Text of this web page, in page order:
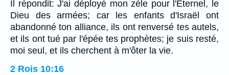
Il répondit: J'ai déployé mon zèle pour l'Eternel, le
Dieu des armées; car les enfants d'Israël ont
abandonné ton alliance, ils ont renversé tes autels,
et ils ont tué par l'épée tes prophètes; je suis resté,
moi seul, et ils cherchent à m'ôter la vie.
2 Rois 10:16